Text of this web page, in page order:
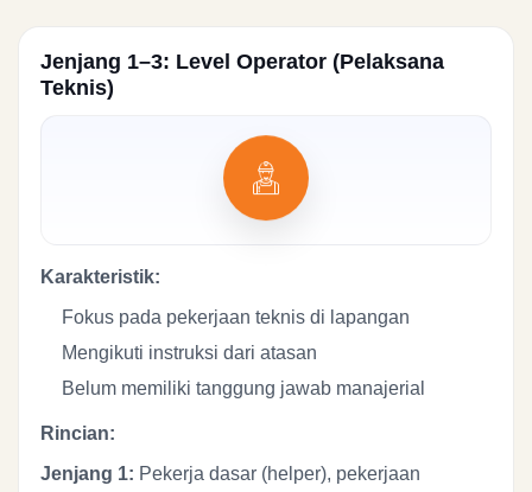
Jenjang 1–3: Level Operator (Pelaksana
Teknis)
Karakteristik:
Fokus pada pekerjaan teknis di lapangan
Mengikuti instruksi dari atasan
Belum memiliki tanggung jawab manajerial
Rincian:
Jenjang 1: Pekerja dasar (helper), pekerjaan